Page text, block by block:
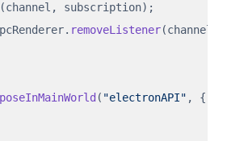
(channel, subscription);
removeListener
( "electronAPI" , {